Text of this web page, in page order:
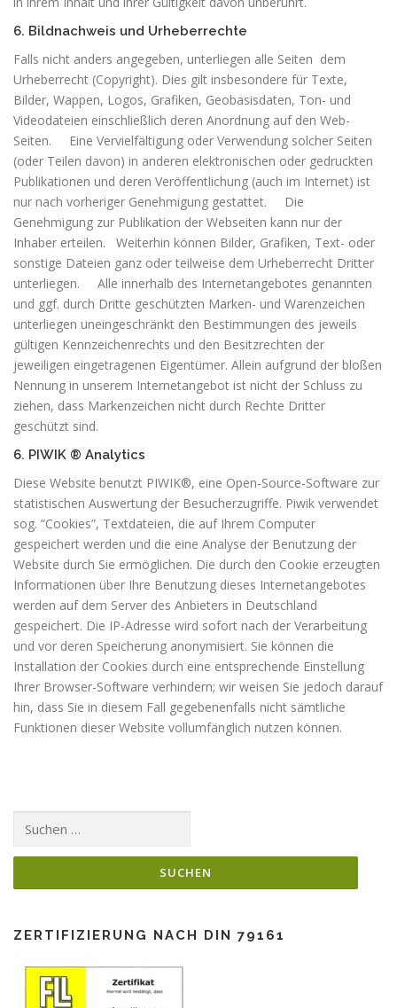
6. Bildnachweis und Urheberrechte
Falls nicht anders angegeben, unterliegen alle Seiten dem
Urheberrecht (Copyright). Dies gilt insbesondere für Texte,
Bilder, Wappen, Logos, Grafiken, Geobasisdaten, Ton- und
Videodateien einschließlich deren Anordnung auf den Web-
Seiten. Eine Vervielfältigung oder Verwendung solcher Seiten
(oder Teilen davon) in anderen elektronischen oder gedruckten
Publikationen und deren Veröffentlichung (auch im Internet) ist
nur nach vorheriger Genehmigung gestattet. Die
Genehmigung zur Publikation der Webseiten kann nur der
Inhaber erteilen. Weiterhin können Bilder, Grafiken, Text- oder
sonstige Dateien ganz oder teilweise dem Urheberrecht Dritter
unterliegen. Alle innerhalb des Internetangebotes genannten
und ggf. durch Dritte geschützten Marken- und Warenzeichen
unterliegen uneingeschränkt den Bestimmungen des jeweils
gültigen Kennzeichenrechts und den Besitzrechten der
jeweiligen eingetragenen Eigentümer. Allein aufgrund der bloßen
Nennung in unserem Internetangebot ist nicht der Schluss zu
ziehen, dass Markenzeichen nicht durch Rechte Dritter
geschützt sind.
6. PIWIK ® Analytics
Diese Website benutzt PIWIK®, eine Open-Source-Software zur
statistischen Auswertung der Besucherzugriffe. Piwik verwendet
sog. “Cookies”, Textdateien, die auf Ihrem Computer
gespeichert werden und die eine Analyse der Benutzung der
Website durch Sie ermöglichen. Die durch den Cookie erzeugten
Informationen über Ihre Benutzung dieses Internetangebotes
werden auf dem Server des Anbieters in Deutschland
gespeichert. Die IP-Adresse wird sofort nach der Verarbeitung
und vor deren Speicherung anonymisiert. Sie können die
Installation der Cookies durch eine entsprechende Einstellung
Ihrer Browser-Software verhindern; wir weisen Sie jedoch darauf
hin, dass Sie in diesem Fall gegebenenfalls nicht sämtliche
Funktionen dieser Website vollumfänglich nutzen können.
Suchen
ZERTIFIZIERUNG NACH DIN 79161